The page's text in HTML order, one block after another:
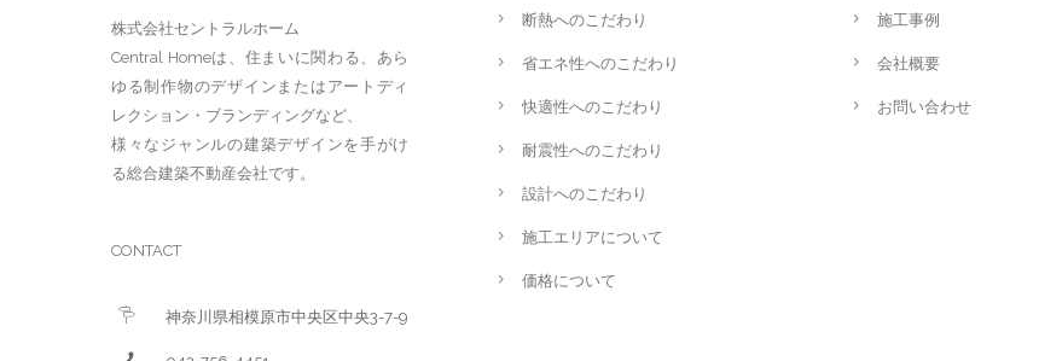
株式会社セントラルホーム
Central Homeは、住まいに関わる、あら
ゆる制作物のデザインまたはアートディ
レクション・ブランディングなど、
様々なジャンルの建築デザインを手がけ
る総合建築不動産会社です。
CONTACT
神奈川県相模原市中央区中央3-7-9
断熱へのこだわり
省エネ性へのこだわり
快適性へのこだわり
耐震性へのこだわり
設計へのこだわり
施工エリアについて
価格について
施工事例
会社概要
お問い合わせ